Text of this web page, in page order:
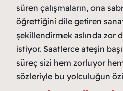
süren çalışmaların, ona
öğrettiğini dile getiren
şekillendirmek aslında zor
istiyor. Saatlerce ateşin
süreç sizi hem zorluyor
sözleriyle bu yolculuğun